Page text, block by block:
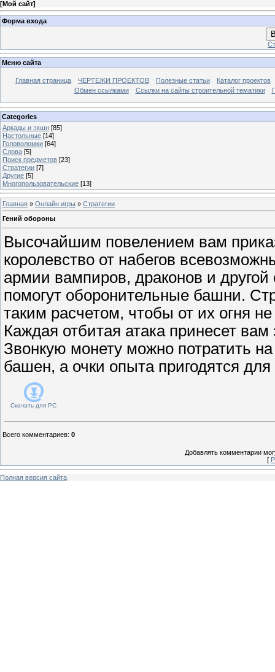
[Мой сайт]
Форма входа
Меню сайта
Главная страница ЧЕРТЕЖИ ПРОЕКТОВ Полезные статьи
Каталог проектов
Обмен ссылками
Ссылки на сайты строительной тематики
Categories
Аркады и экшн [85]
Настольные [14]
Головоломки [64]
Слова [5]
Поиск предметов [23]
Стратегии [7]
Другие [5]
Многопользовательские [13]
Главная » Онлайн игры » Стратегии
Гений обороны
Высочайшим повелением вам
королевство от набегов
армии вампиров, драконов и другой
помогут оборонительные башни.
таким расчетом, чтобы от их огня
Каждая отбитая атака принесет вам
Звонкую монету можно потратить
башен, а очки опыта пригодятся
Скачать для PC
Всего комментариев: 0
Добавлять комментарии
[
Полная версия сайта